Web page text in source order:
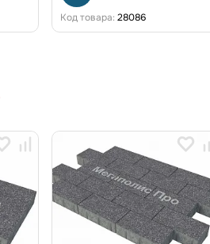
Код товара: 28086